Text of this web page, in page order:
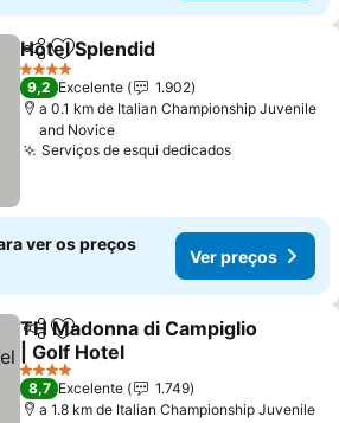
PartilharAdicionar aos favoritos
Hotel Splendid
4 Estrelas
9,2 Excelente
1.902
a 0.1 km de Italian Championship Juvenile
and Novice
Serviços de esqui dedicados
ver os preços
Ver preços
PartilharAdicionar aos favoritos
TH Madonna di Campiglio
| Golf Hotel
4 Estrelas
8,7 Excelente
1.749
a 1.8 km de Italian Championship Juvenile